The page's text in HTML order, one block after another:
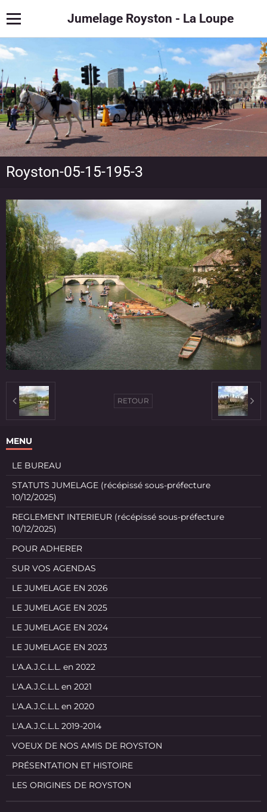
Jumelage Royston - La Loupe
Royston-05-15-195-3
RETOUR
MENU
LE BUREAU
STATUTS JUMELAGE (récépissé sous-préfecture
10/12/2025)
REGLEMENT INTERIEUR (récépissé sous-préfecture
10/12/2025)
POUR ADHERER
SUR VOS AGENDAS
LE JUMELAGE EN 2026
LE JUMELAGE EN 2025
LE JUMELAGE EN 2024
LE JUMELAGE EN 2023
L'A.A.J.C.L.L. en 2022
L'A.A.J.C.L.L en 2021
L'A.A.J.C.L.L en 2020
L'A.A.J.C.L.L 2019-2014
VOEUX DE NOS AMIS DE ROYSTON
PRÉSENTATION ET HISTOIRE
LES ORIGINES DE ROYSTON